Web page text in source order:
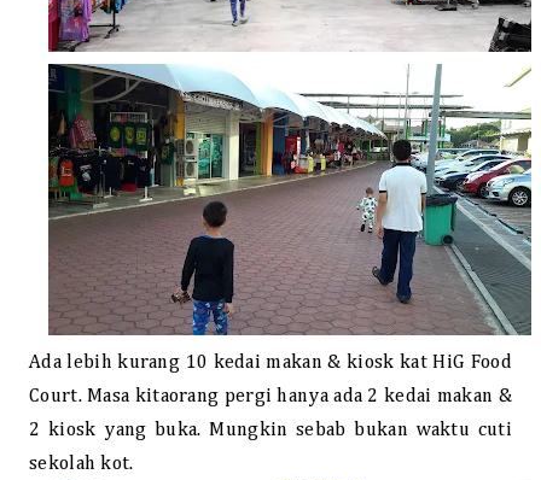
Ada lebih kurang 10 kedai makan & kiosk kat HiG Food
Court. Masa kitaorang pergi hanya ada 2 kedai makan &
2 kiosk yang buka. Mungkin sebab bukan waktu cuti
sekolah kot.